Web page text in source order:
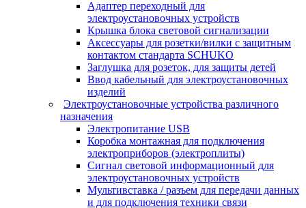
Адаптер переходный для
электроустановочных устройств
Крышка блока световой сигнализации
Аксессуары для розетки/вилки с защитным
контактом стандарта SCHUKO
Заглушка для розеток, для защиты детей
Ввод кабельный для электроустановочных
изделий
Электроустановочные устройства различного
назначения
Электропитание USB
Коробка монтажная для подключения
электроприборов (электроплиты)
Сигнал световой информационный для
электроустановочных устройств
Мультивставка / разъем для передачи данных
и для подключения техники связи